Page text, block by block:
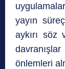
yayın
aykırı söz
önlemleri